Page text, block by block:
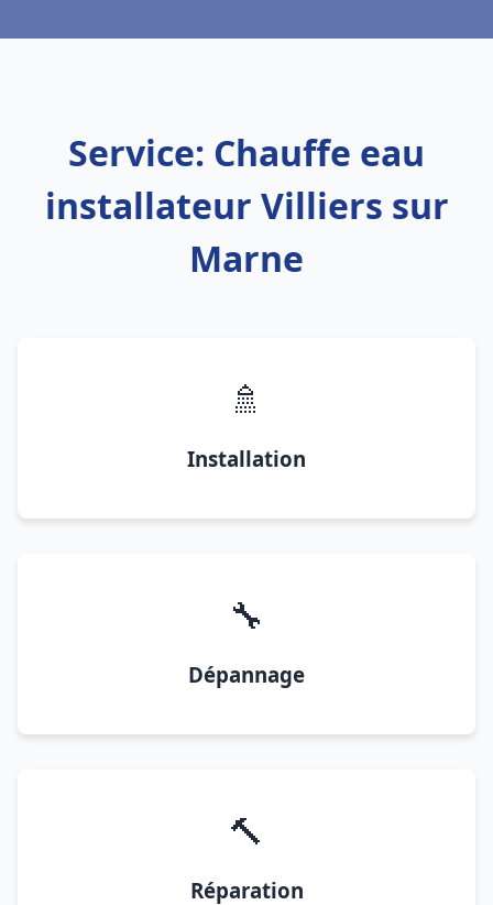
Service: Chauffe eau
installateur Villiers sur
Marne
🚿
Installation
🔧
Dépannage
🔨
Réparation